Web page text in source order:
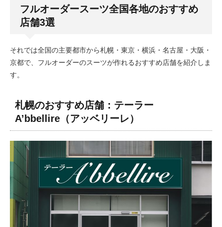
フルオーダースーツ全国各地のおすすめ
店舗3選
それでは全国の主要都市から札幌・東京・横浜・名古屋・大阪・
京都で、フルオーダーのスーツが作れるおすすめ店舗を紹介しま
す。
札幌のおすすめ店舗：テーラー
A’bbellire（アッベリーレ）